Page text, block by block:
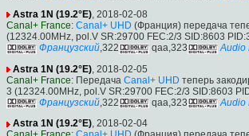
Astra 1N (19.2°E), 2018-02-08
Canal+ France: Canal+ UHD (Франция) передача
(12324.00MHz, pol.V SR:29700 FEC:2/3 SID:8603
Французский,322 qaa,323 Audio
Astra 1N (19.2°E) , 2018-02-05
Canal+ France: Передача Canal+ UHD теперь
3 (12324.00MHz, pol.V SR:29700 FEC:2/3 SID:8603
Французский,322 qaa,323 Audio
Astra 1N (19.2°E), 2018-02-04